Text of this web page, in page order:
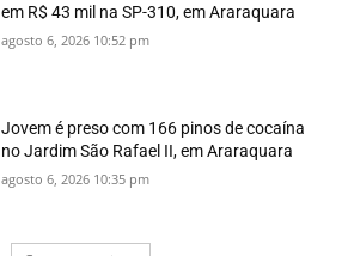
em R$ 43 mil na SP-310, em Araraquara
agosto 6, 2026 10:52 pm
Jovem é preso com 166 pinos de cocaína
no Jardim São Rafael II, em Araraquara
agosto 6, 2026 10:35 pm